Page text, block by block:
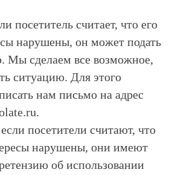
посетитель считает, что его
нарушены, он может подать
Мы сделаем все возможное,
ситуацию. Для этого
нам письмо на адрес
посетители считают, что
нарушены, они имеют
об использовании